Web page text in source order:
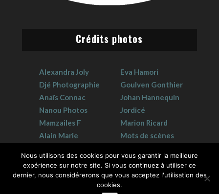
Crédits photos
Alexandra Joly
Djé Photographie
Anaïs Connac
Nanou Photos
Mamzailes F
Alain Marie
Eva Hamori
Goulven Gonthier
Johan Hannequin
Jordicé
Marion Ricard
Mots de scènes
Nous utilisons des cookies pour vous garantir la meilleure
expérience sur notre site. Si vous continuez à utiliser ce
dernier, nous considérerons que vous acceptez l'utilisation des
cookies.